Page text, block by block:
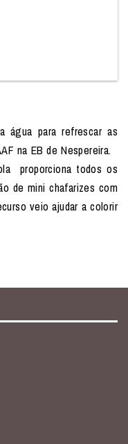
água para refrescar as
na EB de Nespereira.
proporciona todos os
de mini chafarizes com
veio ajudar a colorir